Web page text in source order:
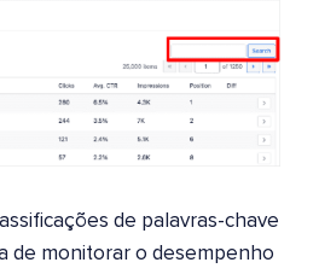
de palavras-chave
de monitorar o desempenho